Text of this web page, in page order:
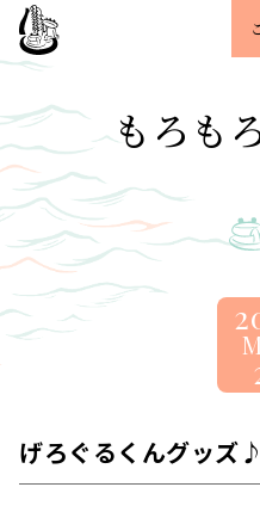
望
川
-
BOSENKANもろも
げろぐるくんグッズ♪